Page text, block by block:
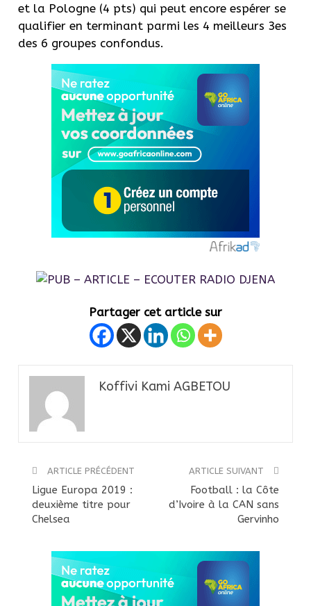
et la Pologne (4 pts) qui peut encore espérer se
qualifier en terminant parmi les 4 meilleurs 3es
des 6 groupes confondus.
Partager cet article sur
Koffivi Kami AGBETOU
ARTICLE PRÉCÉDENT
Ligue Europa 2019 :
deuxième titre pour
Chelsea
ARTICLE SUIVANT
Football : la Côte
d’Ivoire à la CAN sans
Gervinho